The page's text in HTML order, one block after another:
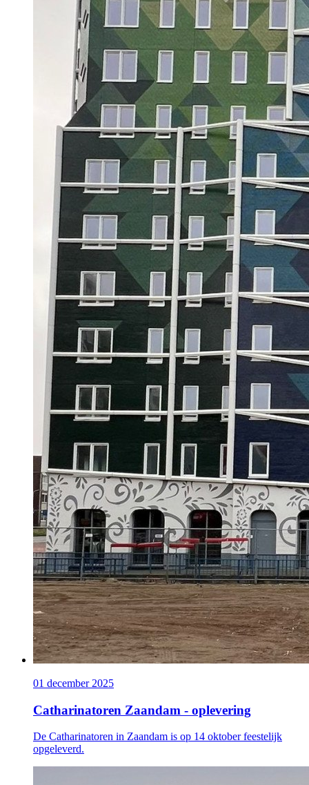
01 december 2025
Catharinatoren Zaandam - oplevering
De Catharinatoren in Zaandam is op 14 oktober feestelijk
opgeleverd.